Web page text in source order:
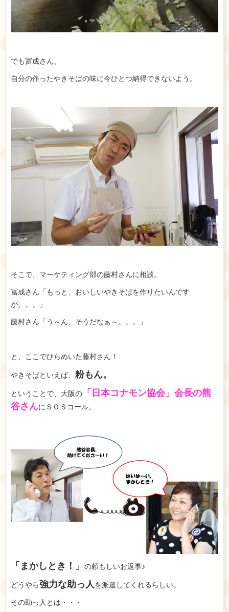
でも冨成さん、
自分の作ったやきそばの味に今ひとつ納得できないよう。
そこで、マーケティング部の藤村さんに相談。
冨成さん「もっと、おいしいやきそばを作りたいんです
が。。。」
藤村さん「う～ん、そうだなぁ～。。。」
と、ここでひらめいた藤村さん！
やきそばといえば、 粉もん。
ということで、大阪の 「日本コナモン協会」会長の熊
谷さんにＳＯＳコール。
「まかしとき！」 の頼もしいお返事♪
どうやら強力な助っ人を派遣してくれるらしい。
その助っ人とは・・・